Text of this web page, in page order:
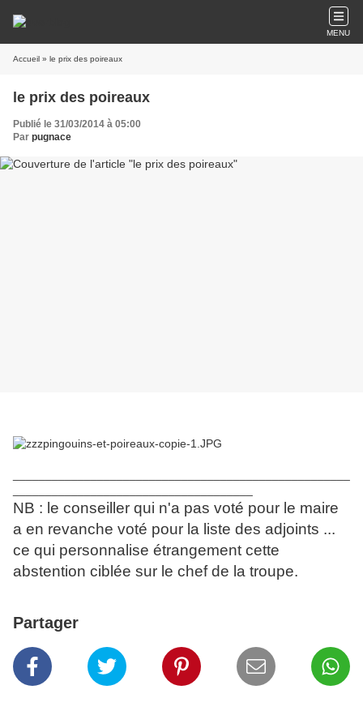
MENU
Accueil » le prix des poireaux
le prix des poireaux
Publié le 31/03/2014 à 05:00
Par pugnace
NB : le conseiller qui n'a pas voté pour le maire
a en revanche voté pour la liste des adjoints ...
ce qui personnalise étrangement cette
abstention ciblée sur le chef de la troupe.
Partager